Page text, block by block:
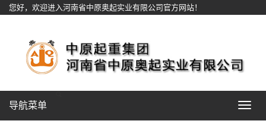
您好，欢迎进入河南省中原奥起实业有限公司官方网站！
Toggle
导航菜单